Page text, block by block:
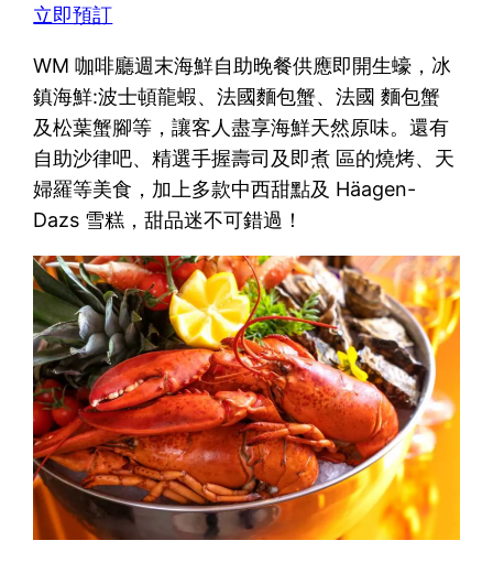
立即預訂
WM 咖啡廳週末海鮮自助晚餐供應即開生蠔，冰
鎮海鮮:波士頓龍蝦、法國麵包蟹、法國 麵包蟹
及松葉蟹腳等，讓客人盡享海鮮天然原味。還有
自助沙律吧、精選手握壽司及即煮 區的燒烤、天
婦羅等美食，加上多款中西甜點及 Häagen-
Dazs 雪糕，甜品迷不可錯過！